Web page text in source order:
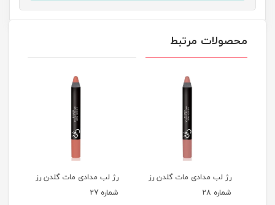
محصولات مرتبط
رژ لب مدادی مات گلدن رز
شماره 28
رژ لب مدادی مات گلدن رز
شماره 27